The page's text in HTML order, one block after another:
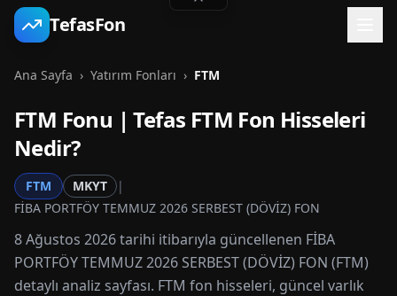
TefasFon
Ana Sayfa › Yatırım Fonları › FTM
FTM Fonu | Tefas FTM Fon Hisseleri
Nedir?
FTM MKYT
|
FİBA PORTFÖY TEMMUZ 2026 SERBEST (DÖVİZ) FON
8 Ağustos 2026 tarihi itibarıyla güncellenen FİBA
PORTFÖY TEMMUZ 2026 SERBEST (DÖVİZ) FON (FTM)
detaylı analiz sayfası. FTM fon hisseleri, güncel varlık